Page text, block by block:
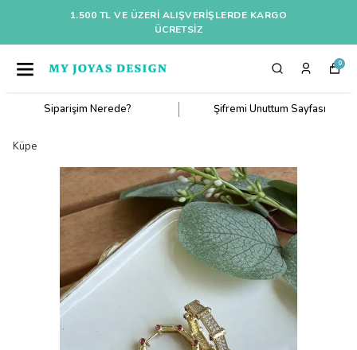
1.500 TL VE ÜZERI ALIŞVERIŞLERDE KARGO
ÜCRETSİZ
0
Siparişim Nerede? Şifremi Unuttum Sayfası
Küpe